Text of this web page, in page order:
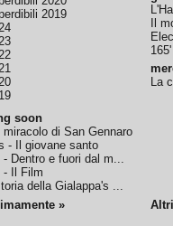
2019
soon
di San Gennaro
- Il giovane santo
- Dentro e fuori dal m...
- Il Film
della Gialappa's ...
Il
La
»